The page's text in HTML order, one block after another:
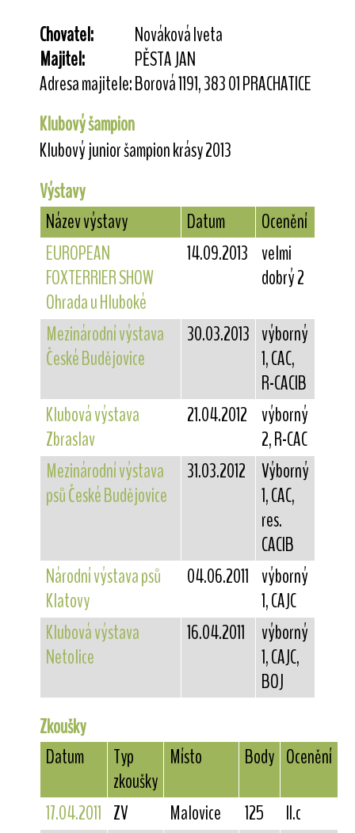
Chovatel:
Nováková Iveta
Majitel:
PĚSTA JAN
Adresa majitele:Borová 1191, 383 01 PRACHATICE
Klubový šampion
Klubový junior šampion krásy 2013
Výstavy
Název výstavy
Datum
Ocenění
EUROPEAN
FOXTERRIER SHOW
Ohrada u Hluboké
14.09.2013 velmi
dobrý 2
Mezinárodní výstava
České Budějovice
30.03.2013 výborný
1, CAC,
R-CACIB
Klubová výstava
Zbraslav
21.04.2012 výborný
2, R-CAC
Mezinárodní výstava
psů České Budějovice
31.03.2012
Výborný
1, CAC,
res.
CACIB
Národní výstava psů
Klatovy
04.06.2011 výborný
1, CAJC
Klubová výstava
Netolice
16.04.2011
výborný
1, CAJC,
BOJ
Zkoušky
Datum
Typ
zkoušky
Místo Body Ocenění
17.04.2011 ZV Malovice 125
II.c